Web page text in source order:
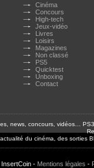
Cinéma
Concours
High-tech
Jeux-vidéo
Livres
Loisirs
Magazines
Non classé
PS5
Quicktest
Unboxing
Contact
news, concours, vidéos…
du cinéma, des sorties
- Mentions légales -